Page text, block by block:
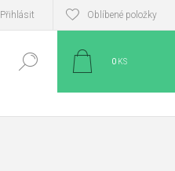
Přihlásit Oblíbené položky
0 KS